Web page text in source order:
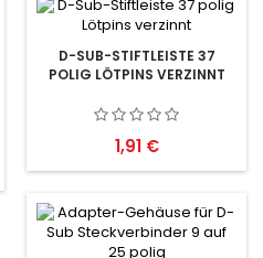
D-SUB-STIFTLEISTE 37
POLIG LÖTPINS VERZINNT
Preis
1,91 €